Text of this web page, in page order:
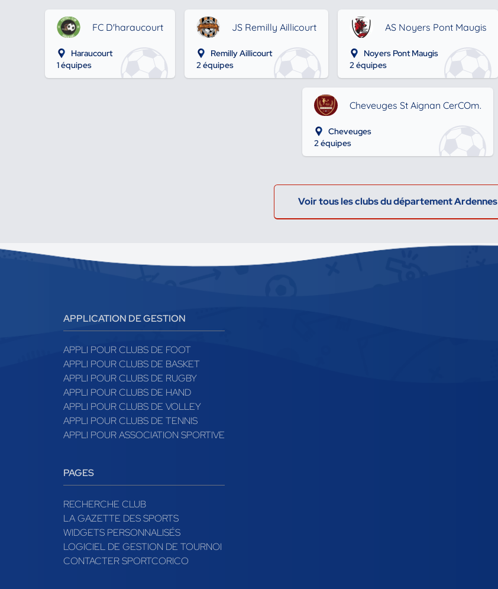
FC D'haraucourt
Haraucourt
1 équipes
JS Remilly Aillicourt
Remilly Aillicourt
2 équipes
AS Noyers Pont Maugis
Noyers Pont Maugis
2 équipes
Cheveuges St Aignan CerCOm.
Cheveuges
2 équipes
Voir tous les clubs du département Ardennes
APPLICATION DE GESTION
APPLI POUR CLUBS DE FOOT
APPLI POUR CLUBS DE BASKET
APPLI POUR CLUBS DE RUGBY
APPLI POUR CLUBS DE HAND
APPLI POUR CLUBS DE VOLLEY
APPLI POUR CLUBS DE TENNIS
APPLI POUR ASSOCIATION SPORTIVE
PAGES
RECHERCHE CLUB
LA GAZETTE DES SPORTS
WIDGETS PERSONNALISÉS
LOGICIEL DE GESTION DE TOURNOI
CONTACTER SPORTCORICO